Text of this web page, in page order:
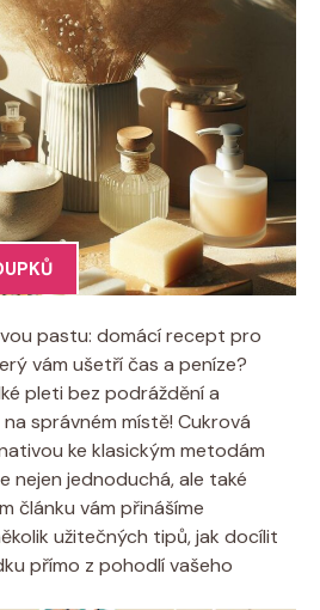
pastu: domácí recept pro
vám ušetří čas a peníze?
pleti bez podráždění a
správném místě! Cukrová
ke klasickým metodám
nejen jednoduchá, ale také
článku vám přinášíme
užitečných tipů, jak docílit
přímo z pohodlí vašeho